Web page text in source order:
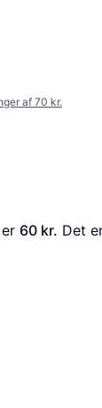
af 70 kr.
er 60 kr. Det